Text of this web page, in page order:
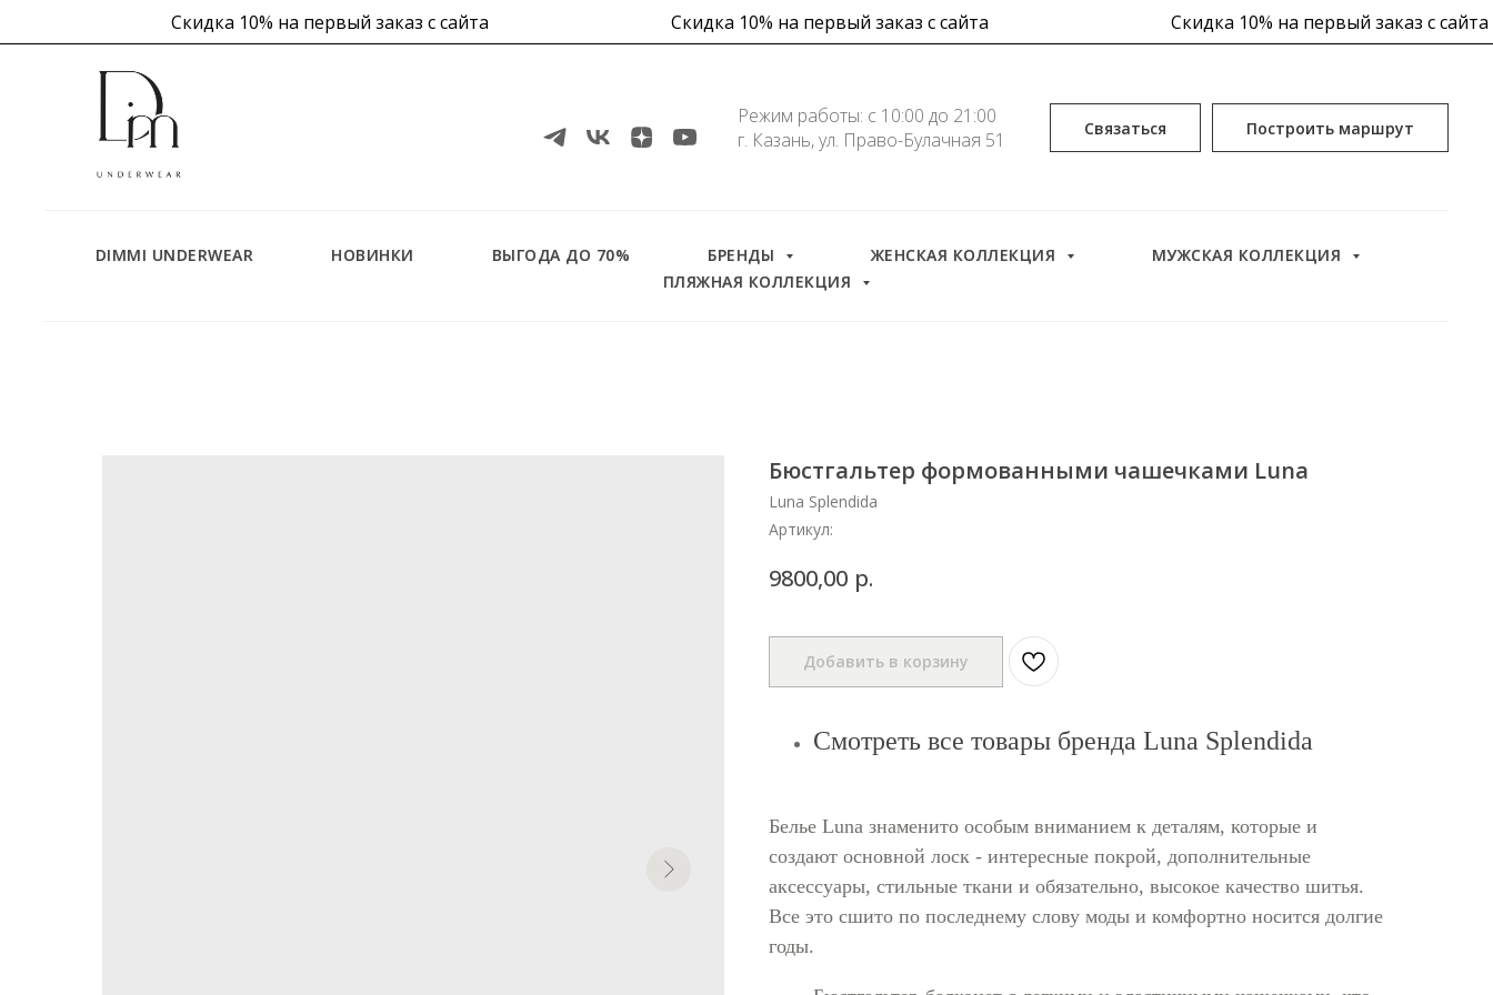
Скидка 10% на первый заказ с сайта Скидка 10% на первый заказ с сайта Скидка 10% на первый заказ с сайта
Скидка 10% на первый заказ уже в корзине
Режим работы: с 10:00 до 21:00
г. Казань, ул. Право-Булачная 51
Связаться Построить маршрут
DIMMI UNDERWEAR НОВИНКИ ВЫГОДА ДО 70% БРЕНДЫ ЖЕНСКАЯ КОЛЛЕКЦИЯ
МУЖСКАЯ КОЛЛЕКЦИЯ
ПЛЯЖНАЯ КОЛЛЕКЦИЯ
Бюстгальтер формованными чашечками Luna
Luna Splendida
Артикул:
9800,00 р.
Добавить в корзину
Смотреть все товары бренда Luna Splendida
Белье Luna знаменито особым вниманием к деталям, которые и
создают основной лоск - интересные покрой, дополнительные
аксессуары, стильные ткани и обязательно, высокое качество шитья.
Все это сшито по последнему слову моды и комфортно носится долгие
годы.